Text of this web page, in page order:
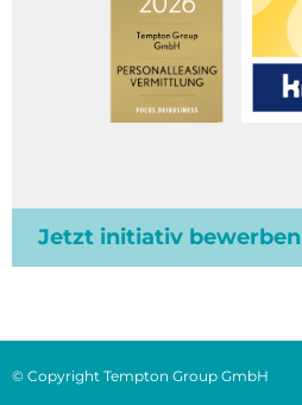
Jetzt initiativ bewerben
© Copyright Tempton Group GmbH